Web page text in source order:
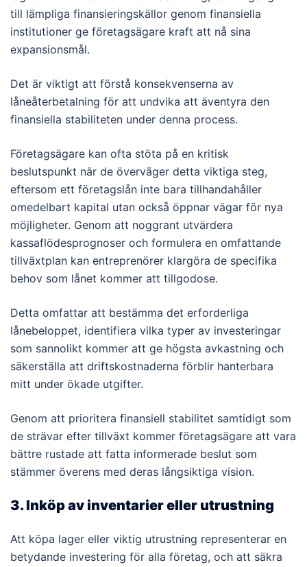
till lämpliga finansieringskällor genom finansiella
institutioner ge företagsägare kraft att nå sina
expansionsmål.
Det är viktigt att förstå konsekvenserna av
låneåterbetalning för att undvika att äventyra den
finansiella stabiliteten under denna process.
Företagsägare kan ofta stöta på en kritisk
beslutspunkt när de överväger detta viktiga steg,
eftersom ett företagslån inte bara tillhandahåller
omedelbart kapital utan också öppnar vägar för nya
möjligheter. Genom att noggrant utvärdera
kassaflödesprognoser och formulera en omfattande
tillväxtplan kan entreprenörer klargöra de specifika
behov som lånet kommer att tillgodose.
Detta omfattar att bestämma det erforderliga
lånebeloppet, identifiera vilka typer av investeringar
som sannolikt kommer att ge högsta avkastning och
säkerställa att driftskostnaderna förblir hanterbara
mitt under ökade utgifter.
Genom att prioritera finansiell stabilitet samtidigt som
de strävar efter tillväxt kommer företagsägare att vara
bättre rustade att fatta informerade beslut som
stämmer överens med deras långsiktiga vision.
3. Inköp av inventarier eller utrustning
Att köpa lager eller viktig utrustning representerar en
betydande investering för alla företag, och att säkra